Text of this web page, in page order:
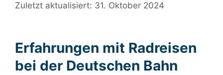
Zuletzt aktualisiert: 31. Oktober 2024
Erfahrungen mit Radreisen
bei der Deutschen Bahn